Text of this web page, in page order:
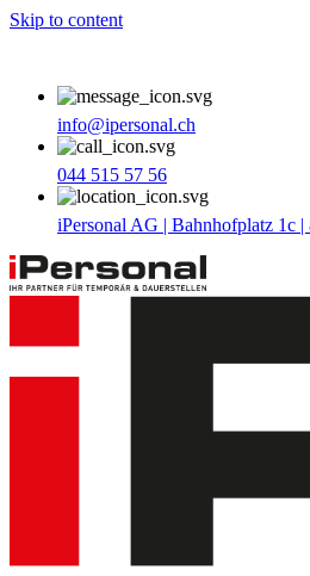
Skip to content
info@ipersonal.ch
044 515 57 56
iPersonal AG | Bahnhofplatz 1c |